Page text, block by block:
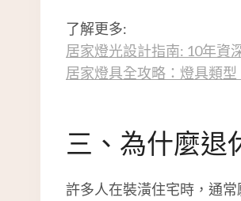
了解更多:
居家燈光設計指南: 10年資
居家燈具全攻略：燈具類
三、為什麼退
許多人在裝潢住宅時，通